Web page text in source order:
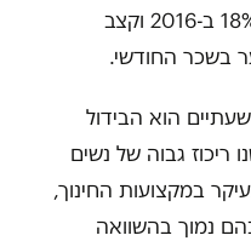
זה הפער השעתי עמד על כ-18% ב-2016 וקצב
בשכר החודשי.
הוא הבידול
ריכוז גבוה של נשים
במקצועות החינוך,
נמוך בהשוואה